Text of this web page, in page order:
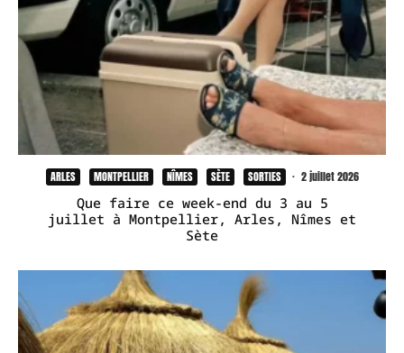
ARLES MONTPELLIER NÎMES SÈTE SORTIES · 2 juillet 2026
Que faire ce week-end du 3 au 5
juillet à Montpellier, Arles, Nîmes et
Sète